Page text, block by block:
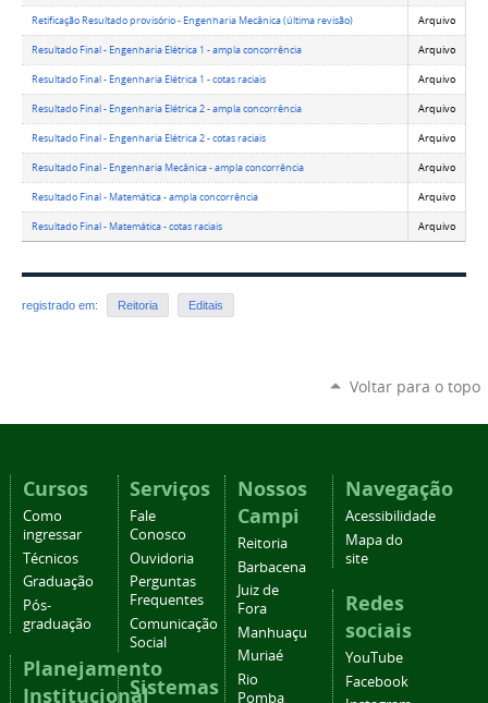
Retificação Resultado provisório - Engenharia Mecânica (última revisão) Arquivo
Resultado Final - Engenharia Elétrica 1 - ampla concorrência Arquivo
Resultado Final - Engenharia Elétrica 1 - cotas raciais Arquivo
Resultado Final - Engenharia Elétrica 2 - ampla concorrência Arquivo
Resultado Final - Engenharia Elétrica 2 - cotas raciais Arquivo
Resultado Final - Engenharia Mecânica - ampla concorrência Arquivo
Resultado Final - Matemática - ampla concorrência Arquivo
Resultado Final - Matemática - cotas raciais Arquivo
registrado em: Reitoria Editais
Voltar para o topo
Cursos
Como
ingressar
Técnicos
Graduação
Pós-
graduação
Planejamento
Institucional
Serviços
Fale
Conosco
Ouvidoria
Perguntas
Frequentes
Comunicação
Social
Sistemas
Nossos
Campi
Reitoria
Barbacena
Juiz de
Fora
Manhuaçu
Muriaé
Rio
Pomba
Navegação
Acessibilidade
Mapa do
site
Redes
sociais
YouTube
Facebook